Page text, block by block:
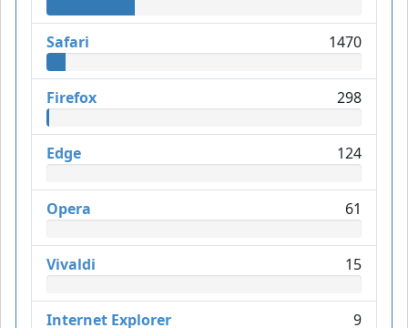
Safari 1470
Firefox 298
Edge 124
Opera 61
Vivaldi 15
Internet Explorer 9